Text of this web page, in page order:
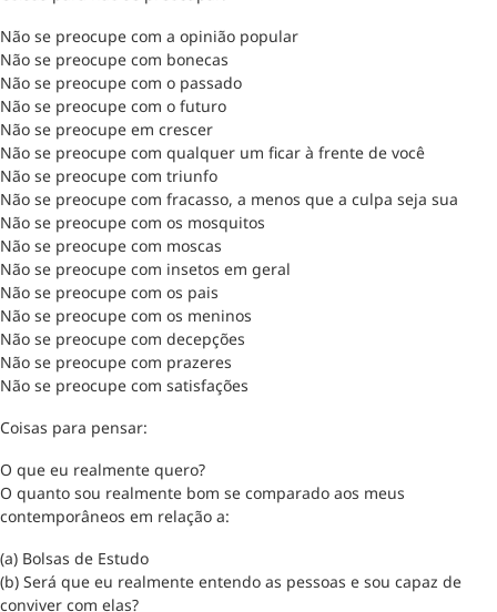
Não se preocupe com a opinião popular
Não se preocupe com bonecas
Não se preocupe com o passado
Não se preocupe com o futuro
Não se preocupe em crescer
Não se preocupe com qualquer um ficar à frente de você
Não se preocupe com triunfo
Não se preocupe com fracasso, a menos que a culpa seja sua
Não se preocupe com os mosquitos
Não se preocupe com moscas
Não se preocupe com insetos em geral
Não se preocupe com os pais
Não se preocupe com os meninos
Não se preocupe com decepções
Não se preocupe com prazeres
Não se preocupe com satisfações
Coisas para pensar:
O que eu realmente quero?
O quanto sou realmente bom se comparado aos meus
contemporâneos em relação a:
(a) Bolsas de Estudo
(b) Será que eu realmente entendo as pessoas e sou capaz de
conviver com elas?